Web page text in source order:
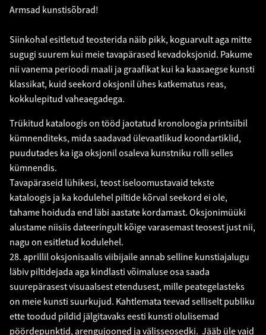
Armsad kunstisõbrad!
Siinkohal esitletud teosterida näib pikk, koguarvult aga mitte
sugugi suurem kui meie tavapärased kevadoksjonid. Pakume
nii vanema perioodi maali ja graafikat kui ka kaasaegse kunsti
klassikat, kuid seekord oksjonil ühes katkematus reas,
kokkulepitud vaheaegadega.
Trükitud kataloogis on tööd jaotatud kronoloogia printsiibil
kümnenditeks, mida saadavad ülevaatlikud koondartiklid,
puudutades ka iga oksjonil osaleva kunstniku rolli selles
kümnendis.
Tavapäraseid lühikesi, teost iseloomustavaid tekste
kataloogis ja ka kodulehel piltide kõrval seekord ei ole,
tahame hoiduda end läbi aastate kordamast. Oksjonimüüki
alustame niisiis dateeringult kõige varasemast teosest just nii,
nagu on esitletud kodulehel.
28. aprillil oksjonisaalis viibijaile annab selline kunstiajalugu
läbiv piltidejada aga kindlasti võimaluse osa saada
suurepärasest visuaalsest etendusest, mille peategelasteks
on meie kunsti suurkujud. Kahtlemata teevad selliselt publiku
ette toodud pildid jälgitavaks eesti kunsti olulisemad
pöördepunktid, arengujooned ja välisseosedki. Jääb üle vaid